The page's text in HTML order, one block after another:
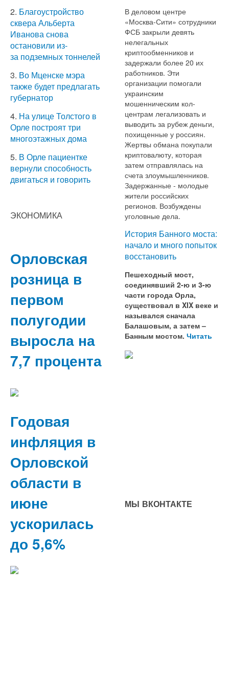
2. Благоустройство
сквера Альберта
Иванова снова
остановили из-
за подземных тоннелей
3. Во Мценске мэра
также будет предлагать
губернатор
4. На улице Толстого в
Орле построят три
многоэтажных дома
5. В Орле пациентке
вернули способность
двигаться и говорить
ЭКОНОМИКА
Орловская
розница в
первом
полугодии
выросла на
7,7 процента
Годовая
инфляция в
Орловской
области в
июне
ускорилась
до 5,6%
В деловом центре
«Москва-Сити» сотрудники
ФСБ закрыли девять
нелегальных
криптообменников и
задержали более 20 их
работников. Эти
организации помогали
украинским
мошенническим кол-
центрам легализовать и
выводить за рубеж деньги,
похищенные у россиян.
Жертвы обмана покупали
криптовалюту, которая
затем отправлялась на
счета злоумышленников.
Задержанные - молодые
жители российских
регионов. Возбуждены
уголовные дела.
История Банного моста:
начало и много попыток
восстановить
Пешеходный мост,
соединявший 2-ю и 3-ю
части города Орла,
существовал в XIX веке и
назывался сначала
Балашовым, а затем –
Банным мостом. Читать
МЫ ВКОНТАКТЕ